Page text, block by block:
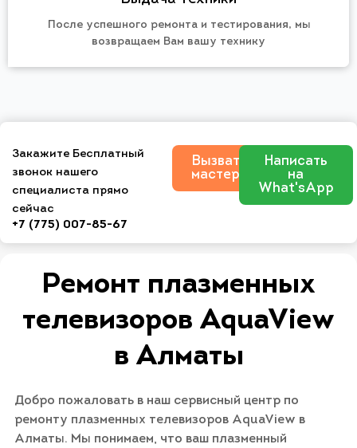
После успешного ремонта и тестирования, мы
возвращаем Вам вашу технику
Закажите Бесплатный
звонок нашего
специалиста прямо
сейчас
+7 (775) 007-85-67
Вызвать
мастера
Написать
на
What'sApp
Ремонт плазменных
телевизоров AquaView
в Алматы
Добро пожаловать в наш сервисный центр по
ремонту плазменных телевизоров AquaView в
Алматы. Мы понимаем, что ваш плазменный